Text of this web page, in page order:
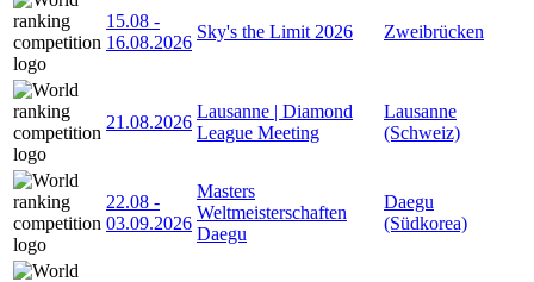
15.08 -
16.08.2026
Sky's the Limit 2026 Zweibrücken
21.08.2026
Lausanne | Diamond
League Meeting
Lausanne
(Schweiz)
22.08 -
03.09.2026
Masters
Weltmeisterschaften
Daegu
Daegu
(Südkorea)